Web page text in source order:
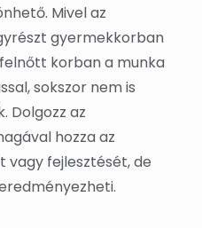
Mivel az
gyermekkorban
korban a munka
sokszor nem is
Dolgozz az
hozza az
vagy fejlesztését, de